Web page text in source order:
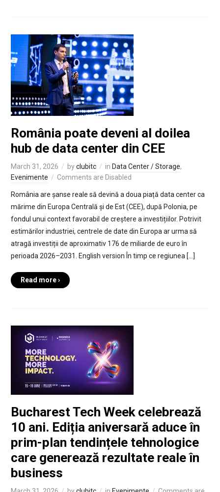
România poate deveni al doilea
hub de data center din CEE
March 31, 2026 byclubitc in Data Center / Storage,
Evenimente
Comments are Disabled
România are șanse reale să devină a doua piață data center ca
mărime din Europa Centrală și de Est (CEE), după Polonia, pe
fondul unui context favorabil de creștere a investițiilor. Potrivit
estimărilor industriei, centrele de date din Europa ar urma să
atragă investiții de aproximativ 176 de miliarde de euro în
perioada 2026–2031. English version În timp ce regiunea […]
Read more ›
Bucharest Tech Week celebrează
10 ani. Ediția aniversară aduce în
prim-plan tendințele tehnologice
care generează rezultate reale în
business